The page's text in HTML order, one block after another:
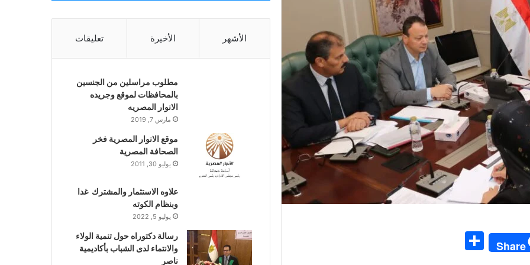
Share
الأشهر الأخيرة تعليقات
مطلوب مراسلين من الجنسين
بالمحافظات لموقع وجريده
الانوار المصريه
مارس 7, 2019
موقع الانوار المصرية فخر
الصحافة المصرية
يوليو 30, 2011
علاوه الاستثمار والمشترك غدا
وبنظام الكوته
يوليو 5, 2022
رسالة دكتوراه حول تنمية الولاء
والانتماء لدى الشباب بأكاديمية
ناصر